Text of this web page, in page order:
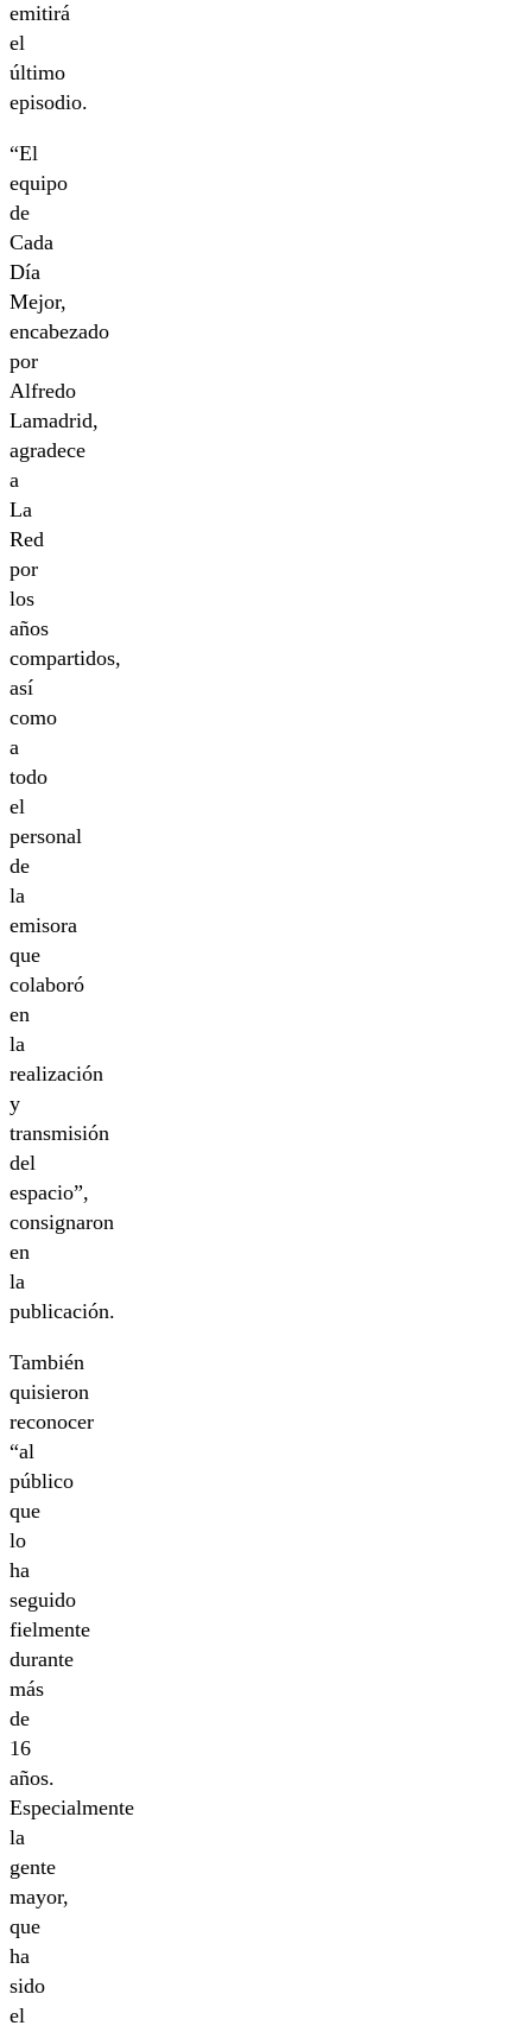
emitirá
el
último
episodio.
“El
equipo
de
Cada
Día
Mejor,
encabezado
por
Alfredo
Lamadrid,
agradece
a
La
Red
por
los
años
compartidos,
así
como
a
todo
el
personal
de
la
emisora
que
colaboró
en
la
realización
y
transmisión
del
espacio”,
consignaron
en
la
publicación.
También
quisieron
reconocer
“al
público
que
lo
ha
seguido
fielmente
durante
más
de
16
años.
Especialmente
la
gente
mayor,
que
ha
sido
el